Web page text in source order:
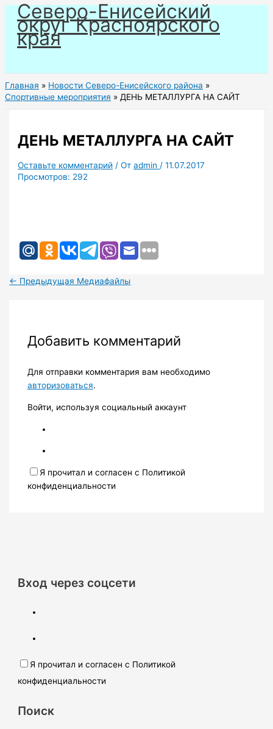
Перейти
содержимому
Северо-Енисейский
округ Красноярского
края
Главная
Новости Северо-Енисейского района
Спортивные мероприятия
ДЕНЬ МЕТАЛЛУРГА НА САЙТ
ДЕНЬ МЕТАЛЛУРГА НА САЙТ
Оставьте комментарий / Отadmin /11.07.2017
Просмотров: 292
← Предыдущая Медиафайлы
Добавить комментарий
Для отправки комментария вам необходимо
авторизоваться.
Войти, используя социальный аккаунт
Я прочитал и согласен с Политикой
конфиденциальности
Вход через соцсети
Я прочитал и согласен с Политикой
конфиденциальности
Поиск